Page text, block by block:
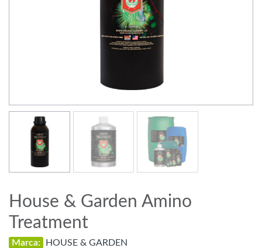
House & Garden Amino
Treatment
Marca:
HOUSE & GARDEN